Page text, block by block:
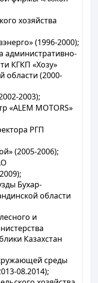
хозяйства
(1996-2000);
административно-
КГКП «Хозу»
области (2000-
2003);
«ALEM MOTORS»
РГП
(2005-2006);
Бухар-
области
и
Казахстан
среды
08.2014);